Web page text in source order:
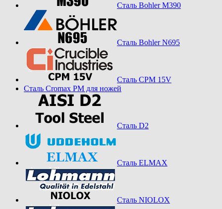
Сталь Bohler M390
Сталь Bohler N695
Сталь CPM 15V
Сталь Cromax PM для ножей
Сталь D2
Сталь ELMAX
Сталь NIOLOX